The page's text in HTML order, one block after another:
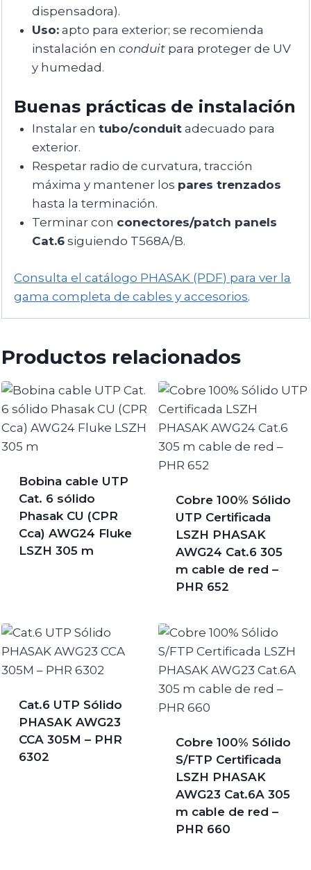
dispensadora).
Uso:apto para exterior; se recomienda
instalación en conduitpara proteger de UV
y humedad.
Buenas prácticas de instalación
Instalar en tubo/conduitadecuado para
exterior.
Respetar radio de curvatura, tracción
máxima y mantener los pares trenzados
hasta la terminación.
Terminar con conectores/patch panels
Cat.6siguiendo T568A/B.
Consulta el catálogo PHASAK (PDF) para ver la
gama completa de cables y accesorios.
Productos relacionados
Bobina cable UTP
Cat. 6 sólido
Phasak CU (CPR
Cca) AWG24 Fluke
LSZH 305 m
Cobre 100% Sólido
UTP Certificada
LSZH PHASAK
AWG24 Cat.6 305
m cable de red –
PHR 652
Cat.6 UTP Sólido
PHASAK AWG23
CCA 305M – PHR
6302
Cobre 100% Sólido
S/FTP Certificada
LSZH PHASAK
AWG23 Cat.6A 305
m cable de red –
PHR 660